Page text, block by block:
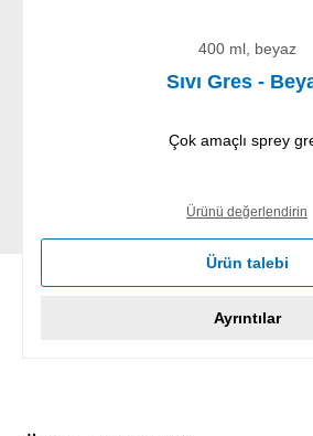
400 ml, beyaz
Sıvı Gres -
Çok amaçlı sprey
Ürünü değerlendirin
Ürün talebi
Ayrıntılar